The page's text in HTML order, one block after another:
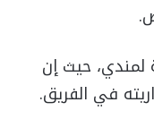
لمندي، حيث إن
في الفريق.